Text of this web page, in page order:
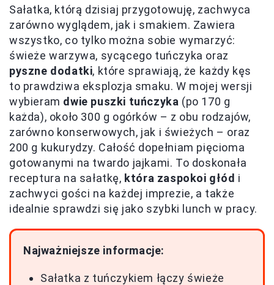
Sałatka, którą dzisiaj przygotowuję, zachwyca
zarówno wyglądem, jak i smakiem. Zawiera
wszystko, co tylko można sobie wymarzyć:
świeże warzywa, sycącego tuńczyka oraz
pyszne dodatki, które sprawiają, że każdy kęs
to prawdziwa eksplozja smaku. W mojej wersji
wybieram dwie puszki tuńczyka (po 170 g
każda), około 300 g ogórków – z obu rodzajów,
zarówno konserwowych, jak i świeżych – oraz
200 g kukurydzy. Całość dopełniam pięcioma
gotowanymi na twardo jajkami. To doskonała
receptura na sałatkę, która zaspokoi głód i
zachwyci gości na każdej imprezie, a także
idealnie sprawdzi się jako szybki lunch w pracy.
Najważniejsze informacje:
Sałatka z tuńczykiem łączy świeże